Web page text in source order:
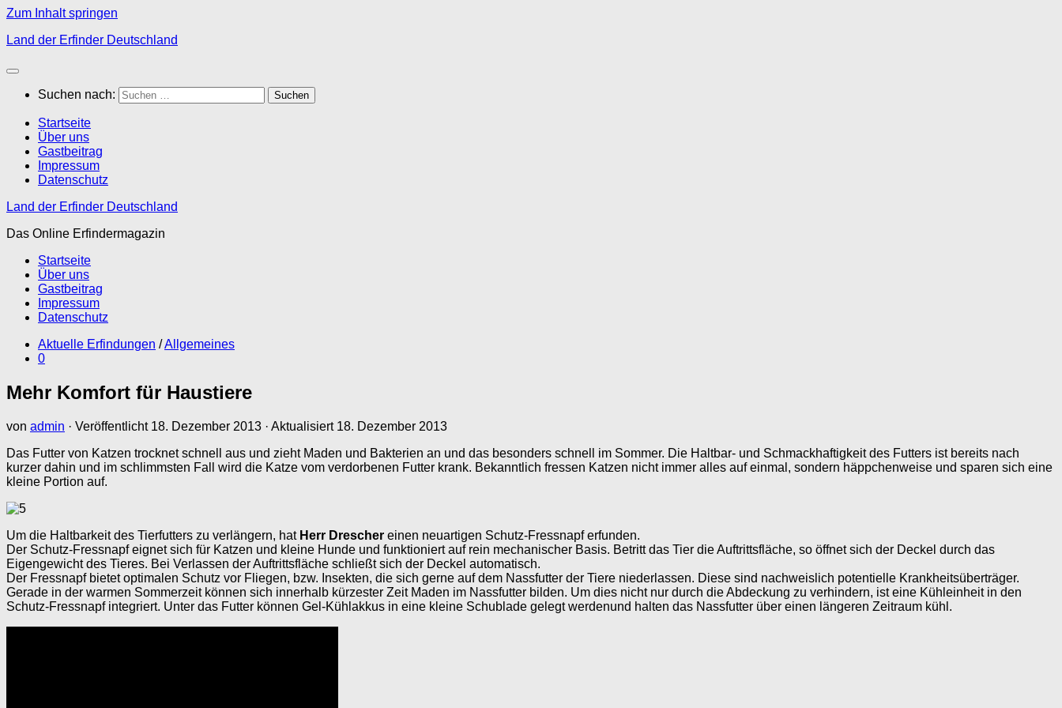
Zum Inhalt springen
Land der Erfinder Deutschland
Suchen nach:
Startseite
Über uns
Gastbeitrag
Impressum
Datenschutz
Land der Erfinder Deutschland
Das Online Erfindermagazin
Startseite
Über uns
Gastbeitrag
Impressum
Datenschutz
Aktuelle Erfindungen /Allgemeines
0
Mehr Komfort für Haustiere
von admin · Veröffentlicht 18. Dezember 2013 · Aktualisiert 18. Dezember 2013
Das Futter von Katzen trocknet schnell aus und zieht Maden und Bakterien an und das besonders schnell im Sommer. Die Haltbar- und Schmackhaftigkeit des Futters ist bereits nach
kurzer dahin und im schlimmsten Fall wird die Katze vom verdorbenen Futter krank. Bekanntlich fressen Katzen nicht immer alles auf einmal, sondern häppchenweise und sparen sich eine
kleine Portion auf.
Um die Haltbarkeit des Tierfutters zu verlängern, hat Herr Drescher einen neuartigen Schutz-Fressnapf erfunden.
Der Schutz-Fressnapf eignet sich für Katzen und kleine Hunde und funktioniert auf rein mechanischer Basis. Betritt das Tier die Auftrittsfläche, so öffnet sich der Deckel durch das
Eigengewicht des Tieres. Bei Verlassen der Auftrittsfläche schließt sich der Deckel automatisch.
Der Fressnapf bietet optimalen Schutz vor Fliegen, bzw. Insekten, die sich gerne auf dem Nassfutter der Tiere niederlassen. Diese sind nachweislich potentielle Krankheitsüberträger.
Gerade in der warmen Sommerzeit können sich innerhalb kürzester Zeit Maden im Nassfutter bilden. Um dies nicht nur durch die Abdeckung zu verhindern, ist eine Kühleinheit in den
Schutz-Fressnapf integriert. Unter das Futter können Gel-Kühlakkus in eine kleine Schublade gelegt werdenund halten das Nassfutter über einen längeren Zeitraum kühl.